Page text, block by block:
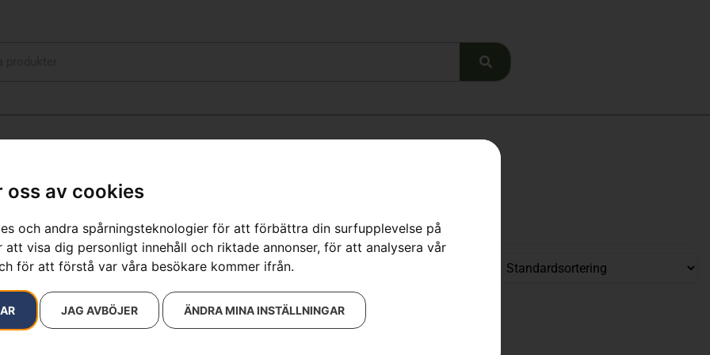
oss av cookies
och andra spårningsteknologier för att förbättra din surfupplevelse på
visa dig personligt innehåll och riktade annonser, för att analysera vår
för att förstå var våra besökare kommer ifrån.
JAG AVBÖJER ÄNDRA MINA INSTÄLLNINGAR
18", 1.5 mm, S35G